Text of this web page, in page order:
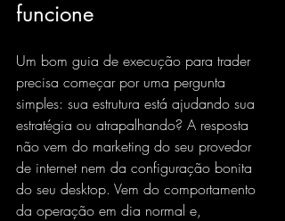
funcione
Um bom guia de execução para trader
precisa começar por uma pergunta
simples: sua estrutura está ajudando sua
estratégia ou atrapalhando? A resposta
não vem do marketing do seu provedor
de internet nem da configuração bonita
do seu desktop. Vem do comportamento
da operação em dia normal e,